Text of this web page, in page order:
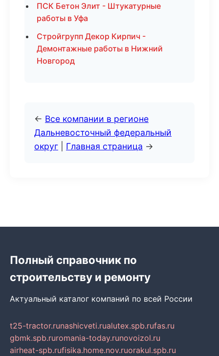
ПСК Бетон Элит - Штукатурные
работы в Уфа
Стройгрупп Декор Кирпич -
Демонтажные работы в Нижний
Новгород
← Все компании в регионе
Дальневосточный федеральный
округ
Главная страница →
Полный справочник по
строительству и ремонту
Актуальный каталог компаний по всей России
t25-tractor.runashicveti.rualutex.spb.rufas.ru
gbmk.spb.ruromania-today.runovoizol.ru
airheat-spb.rufisika.home.nov.ruorakul.spb.ru